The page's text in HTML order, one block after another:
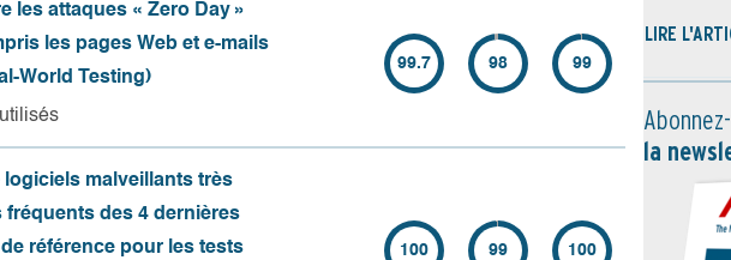
les attaques « Zero Day »
les pages Web et e-mails
World Testing)
99.7 98 99
logiciels malveillants très
fréquents des 4 dernières
référence pour les tests
100 99 100
LIRE
la